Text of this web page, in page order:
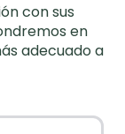
con sus
en
adecuado a